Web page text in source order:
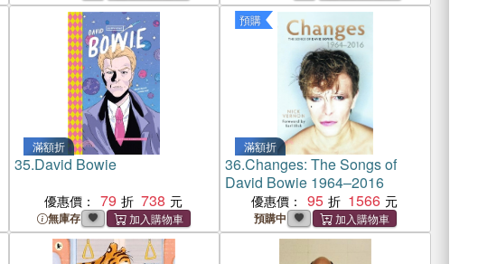
滿額折
35.David Bowie
優惠價： 79 738
無庫存
預購
滿額折
36.Changes: The Songs of
David Bowie 1964–2016
優惠價： 95 1566
預購中